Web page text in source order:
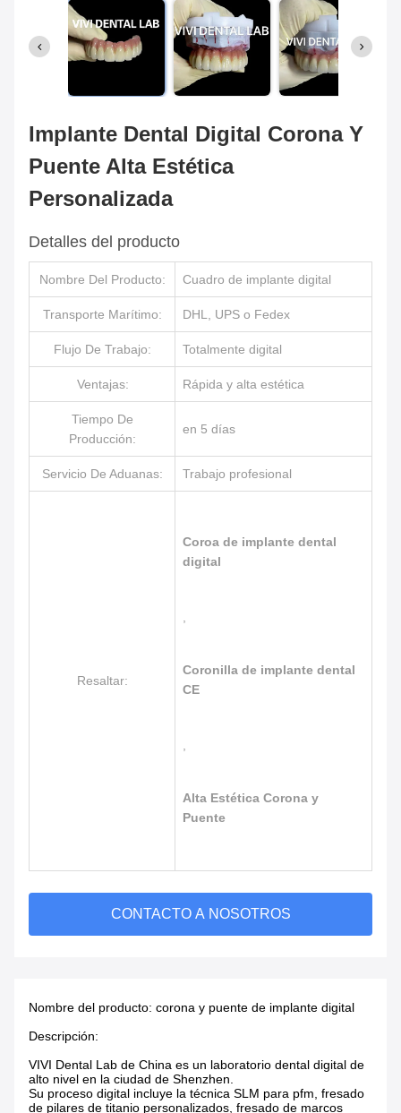
Implante Dental Digital Corona Y
Puente Alta Estética
Personalizada
Detalles del producto
Nombre Del Producto: Cuadro de implante digital
Transporte Marítimo: DHL, UPS o Fedex
Flujo De Trabajo: Totalmente digital
Ventajas: Rápida y alta estética
Tiempo De
Producción:
en 5 días
Servicio De Aduanas: Trabajo profesional
Resaltar:
Coroa de implante dental
digital
Coronilla de implante dental
CE
Alta Estética Corona y
Puente
CONTACTO A NOSOTROS
Nombre del producto: corona y puente de implante digital
Descripción:
VIVI Dental Lab de China es un laboratorio dental digital de
alto nivel en la ciudad de Shenzhen.
Su proceso digital incluye la técnica SLM para pfm, fresado
de pilares de titanio personalizados, fresado de marcos